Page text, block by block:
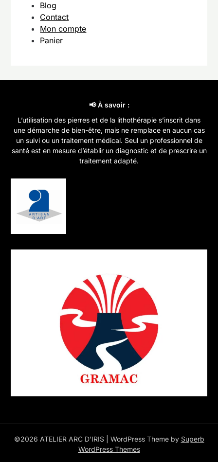
Blog
Contact
Mon compte
Panier
📢 À savoir :
L’utilisation des pierres et de la lithothérapie s’inscrit dans
une démarche de bien-être, mais ne remplace en aucun cas
un suivi ou un traitement médical. Seul un professionnel de
santé est en mesure d’établir un diagnostic et de prescrire un
traitement adapté.
©2026 ATELIER ARC D'IRIS | WordPress Theme by Superb
WordPress Themes